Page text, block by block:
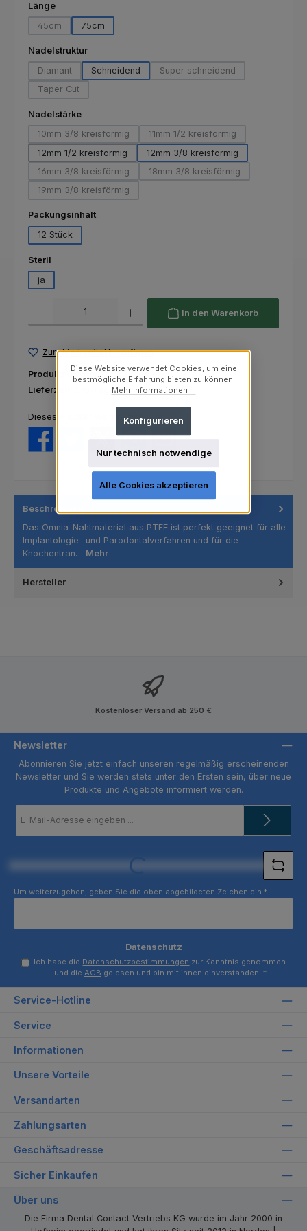
Längeauswählen
45cm
(Diese Option ist zurzeit nicht verfügbar.)
75cm
Nadelstrukturauswählen
Diamant
(Diese Option ist zurzeit nicht verfügbar.)
Schneidend Super schneidend
(Diese Option ist zurzeit
Taper Cut
(Diese Option ist zurzeit nicht verfügbar.)
Nadelstärkeauswählen
10mm 3/8 kreisförmig
(Diese Option ist zurzeit nicht verfügbar.)
11mm 1/2 kreisförmig
(Diese Option ist zurzeit nicht
12mm 1/2 kreisförmig
12mm 3/8 kreisförmig
16mm 3/8 kreisförmig
(Diese Option ist zurzeit nicht verfügbar.)
18mm 3/8 kreisförmig
(Diese Option ist zurzeit
19mm 3/8 kreisförmig
(Diese Option ist zurzeit nicht verfügbar.)
Packungsinhaltauswählen
12 Stück
Steril
ja
In den Warenkorb
Zum Merkzettel hinzufügen
Produktnummer: 32.Z3151.00
Lieferzeit:
2-5 Tage
Dieses Produkt weiterempfehlen:
Beschreibung
Das Omnia-Nahtmaterial aus PTFE ist perfekt geeignet für alle
Implantologie- und Parodontalverfahren und für die
Knochentran… Mehr
Hersteller
Kostenloser Versand ab 250 €
Newsletter
Abonnieren Sie jetzt einfach unseren regelmäßig erscheinenden
Newsletter und Sie werden stets unter den Ersten sein, über neue
Produkte und Angebote informiert werden.
Mail-
Loading...
Um weiterzugehen, geben Sie die oben abgebildeten Zeichen ein *
Datenschutz
Ich habe die Datenschutzbestimmungen zur Kenntnis genommen
und die AGB gelesen und bin mit ihnen einverstanden. *
Service-Hotline
Service
Informationen
Unsere Vorteile
Versandarten
Zahlungsarten
Geschäftsadresse
Sicher Einkaufen
Über uns
Die Firma Dental Contact Vertriebs KG wurde im Jahr 2000 in
Diese Website verwendet Cookies, um eine
bestmögliche Erfahrung bieten zu können.
Mehr Informationen ...
Nur technisch notwendige
Konfigurieren
Alle Cookies akzeptieren